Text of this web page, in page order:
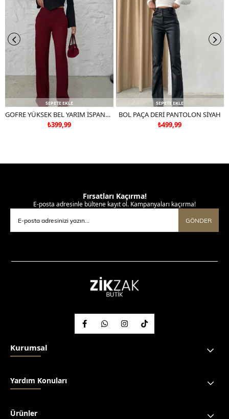
SEPETE EKLE
GOFRE YÜKSEK BEL YARIM İSPANYOL PAÇA PANTOLON BORDO
₺399,99
SEPETE EKLE
BOL PAÇA DERİ PANTOLON SİYAH
₺499,99
Fırsatları Kaçırma!
E-posta adresinle bültene kayıt ol. Kampanyaları kaçırma!
GÖNDER
Kurumsal
Yardım Konuları
Ürünler